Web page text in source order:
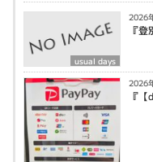
usual days
2026
『登
2026
『